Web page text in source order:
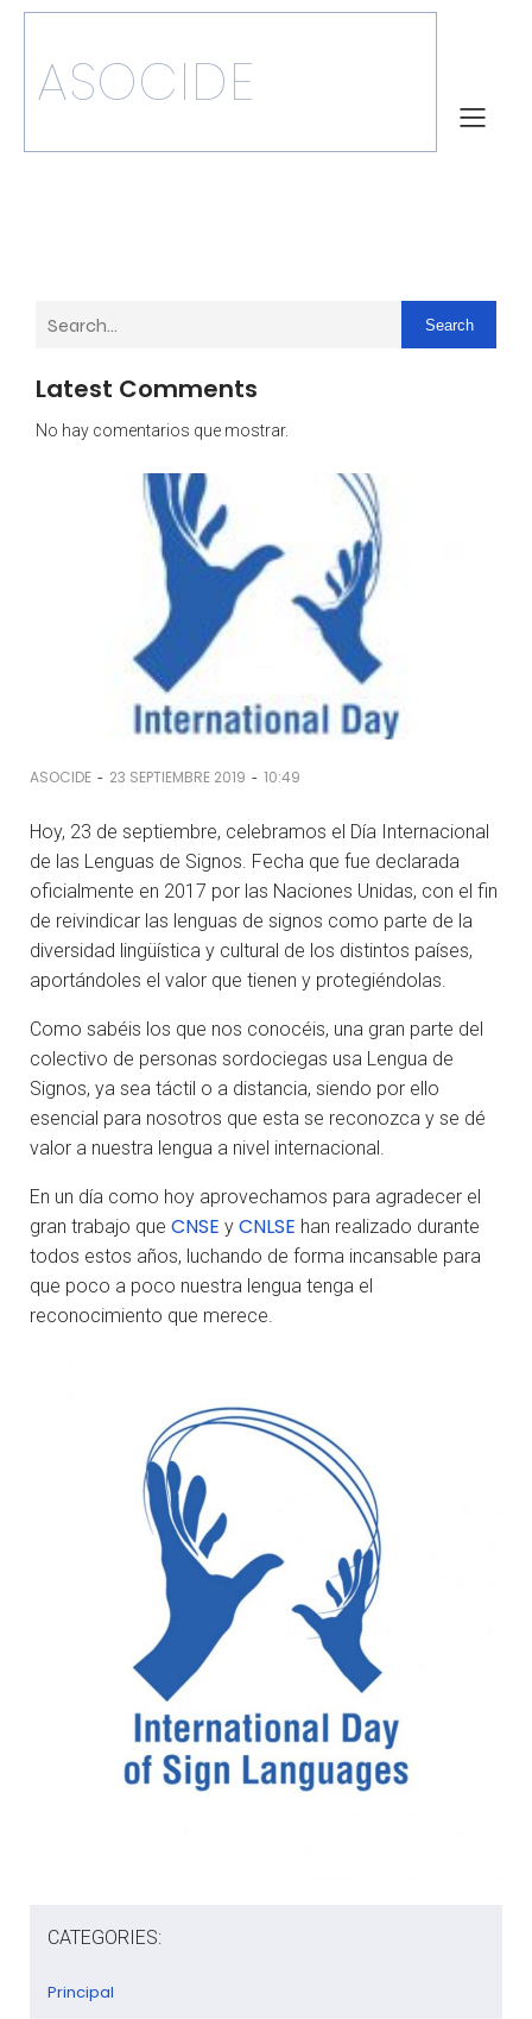
ASOCIDE
Search
Latest Comments
No hay comentarios que mostrar.
ASOCIDE - 23 SEPTIEMBRE 2019 - 10:49
Hoy, 23 de septiembre, celebramos el Día Internacional
de las Lenguas de Signos. Fecha que fue declarada
oficialmente en 2017 por las Naciones Unidas, con el fin
de reivindicar las lenguas de signos como parte de la
diversidad lingüística y cultural de los distintos países,
aportándoles el valor que tienen y protegiéndolas.
Como sabéis los que nos conocéis, una gran parte del
colectivo de personas sordociegas usa Lengua de
Signos, ya sea táctil o a distancia, siendo por ello
esencial para nosotros que esta se reconozca y se dé
valor a nuestra lengua a nivel internacional.
En un día como hoy aprovechamos para agradecer el
gran trabajo que CNSE y CNLSE han realizado durante
todos estos años, luchando de forma incansable para
que poco a poco nuestra lengua tenga el
reconocimiento que merece.
CATEGORIES:
Principal